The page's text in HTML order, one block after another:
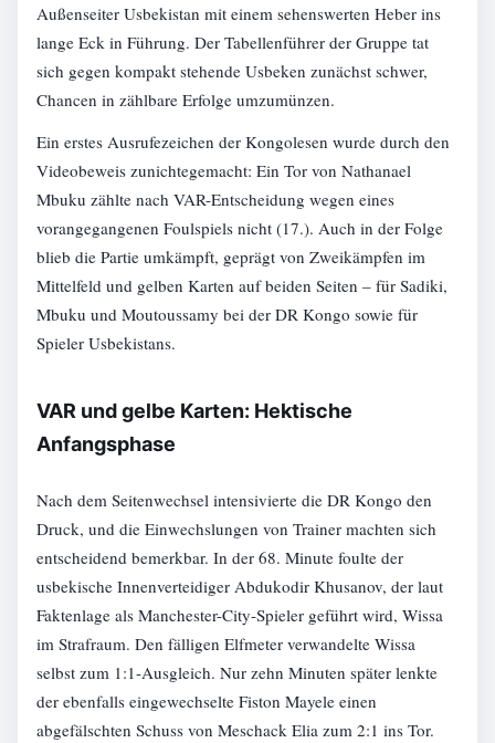
Außenseiter Usbekistan mit einem sehenswerten Heber ins
lange Eck in Führung. Der Tabellenführer der Gruppe tat
sich gegen kompakt stehende Usbeken zunächst schwer,
Chancen in zählbare Erfolge umzumünzen.
Ein erstes Ausrufezeichen der Kongolesen wurde durch den
Videobeweis zunichtegemacht: Ein Tor von Nathanael
Mbuku zählte nach VAR-Entscheidung wegen eines
vorangegangenen Foulspiels nicht (17.). Auch in der Folge
blieb die Partie umkämpft, geprägt von Zweikämpfen im
Mittelfeld und gelben Karten auf beiden Seiten – für Sadiki,
Mbuku und Moutoussamy bei der DR Kongo sowie für
Spieler Usbekistans.
VAR und gelbe Karten: Hektische
Anfangsphase
Nach dem Seitenwechsel intensivierte die DR Kongo den
Druck, und die Einwechslungen von Trainer machten sich
entscheidend bemerkbar. In der 68. Minute foulte der
usbekische Innenverteidiger Abdukodir Khusanov, der laut
Faktenlage als Manchester-City-Spieler geführt wird, Wissa
im Strafraum. Den fälligen Elfmeter verwandelte Wissa
selbst zum 1:1-Ausgleich. Nur zehn Minuten später lenkte
der ebenfalls eingewechselte Fiston Mayele einen
abgefälschten Schuss von Meschack Elia zum 2:1 ins Tor.